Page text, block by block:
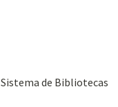
Sistema de Bibliotecas